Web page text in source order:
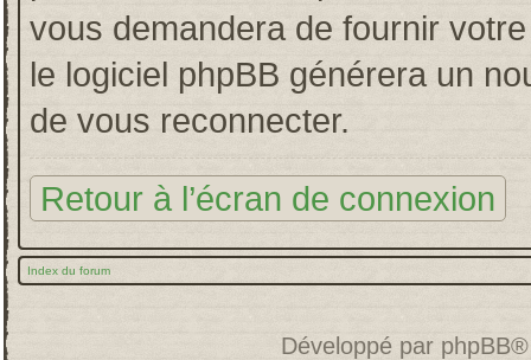
vous demandera de fournir
le logiciel phpBB générera un
de vous reconnecter.
Retour à l’écran de connexion
Index du forum
Développé par phpBB®